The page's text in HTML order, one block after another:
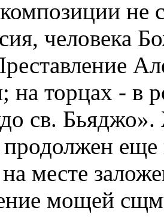
человека
на торцах - в
св.
еще
на месте
мощей